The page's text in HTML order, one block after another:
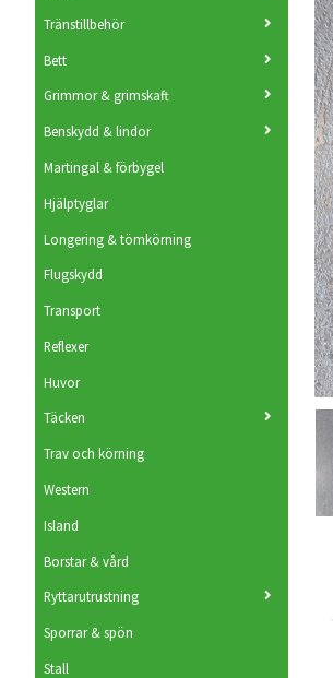
Tränstillbehör
Bett
Grimmor & grimskaft
Benskydd & lindor
Martingal & förbygel
Hjälptyglar
Longering & tömkörning
Flugskydd
Transport
Reflexer
Huvor
Täcken
Trav och körning
Western
Island
Borstar & vård
Ryttarutrustning
Sporrar & spön
Stall